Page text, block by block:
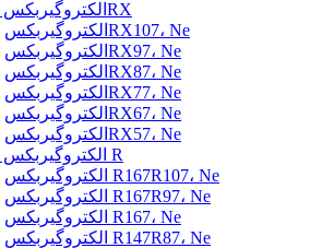
الکتروگیربکس سریRX
الکتروگیربکسRX107، Ne
الکتروگیربکسRX97، Ne
الکتروگیربکسRX87، Ne
الکتروگیربکسRX77، Ne
الکتروگیربکسRX67، Ne
الکتروگیربکسRX57، Ne
الکتروگیربکس سری R
الکتروگیربکس R167R107، Ne
الکتروگیربکس R167R97، Ne
الکتروگیربکس R167، Ne
الکتروگیربکس R147R87، Ne